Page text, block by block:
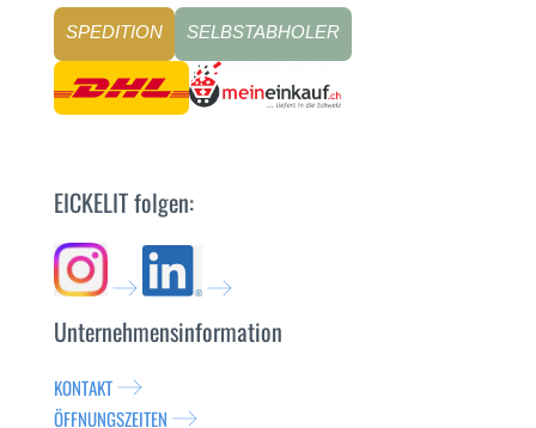
SPEDITION SELBSTABHOLER
EICKELIT folgen:
Unternehmensinformation
KONTAKT
ÖFFNUNGSZEITEN